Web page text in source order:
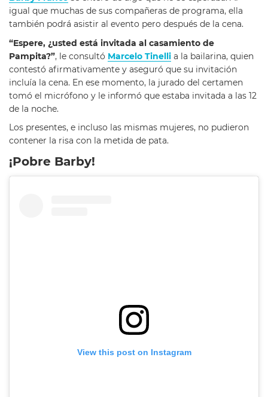
igual que muchas de sus compañeras de programa, ella
también podrá asistir al evento pero después de la cena.
“Espere, ¿usted está invitada al casamiento de
Pampita?”, le consultó Marcelo Tinelli a la bailarina, quien
contestó afirmativamente y aseguró que su invitación
incluía la cena. En ese momento, la jurado del certamen
tomó el micrófono y le informó que estaba invitada a las 12
de la noche.
Los presentes, e incluso las mismas mujeres, no pudieron
contener la risa con la metida de pata.
¡Pobre Barby!
View this post on Instagram